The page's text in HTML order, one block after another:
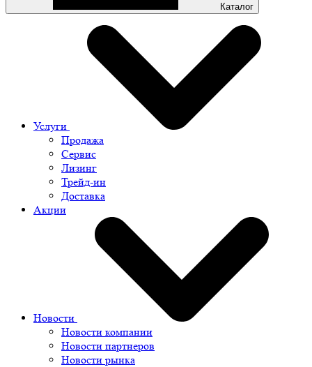
Каталог
Услуги
Продажа
Сервис
Лизинг
Трейд-ин
Доставка
Акции
Новости
Новости компании
Новости партнеров
Новости рынка